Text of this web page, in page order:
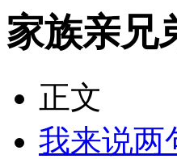
家族亲兄
正文
我来说两